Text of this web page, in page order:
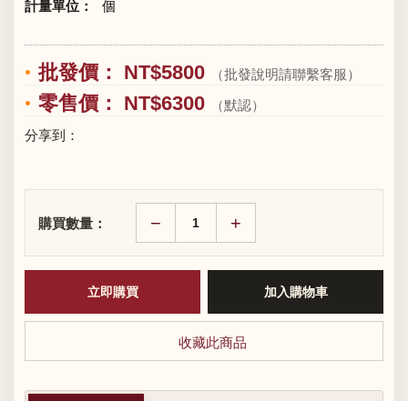
計量單位： 個
批發價： NT$5800 （批發說明請聯繫客服）
零售價： NT$6300
（默認）
分享到：
購買數量： +
−
收藏此商品